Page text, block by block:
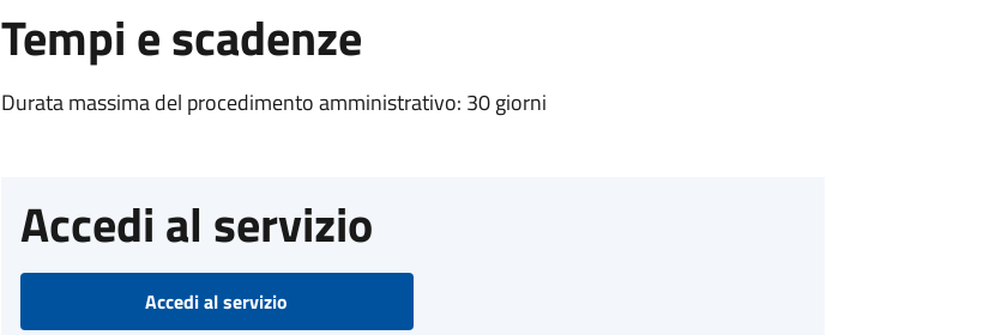
Tempi e scadenze
Durata massima del procedimento amministrativo: 30 giorni
Accedi al servizio
Accedi al servizio